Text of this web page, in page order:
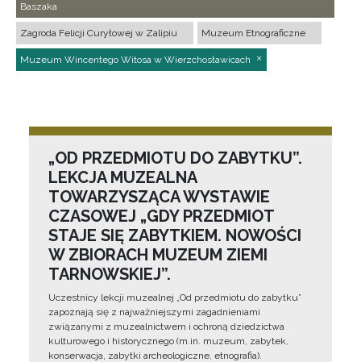
Baszaka
Zagroda Felicji Curyłowej w Zalipiu Muzeum Etnograficzne
Muzeum Wincentego Witosa w Wierzchosławicach
„OD PRZEDMIOTU DO ZABYTKU”.
LEKCJA MUZEALNA
TOWARZYSZĄCA WYSTAWIE
CZASOWEJ „GDY PRZEDMIOT
STAJE SIĘ ZABYTKIEM. NOWOŚCI
W ZBIORACH MUZEUM ZIEMI
TARNOWSKIEJ”.
Uczestnicy lekcji muzealnej „Od przedmiotu do zabytku”
zapoznają się z najważniejszymi zagadnieniami
związanymi z muzealnictwem i ochroną dziedzictwa
kulturowego i historycznego (m.in. muzeum, zabytek,
konserwacja, zabytki archeologiczne, etnografia).